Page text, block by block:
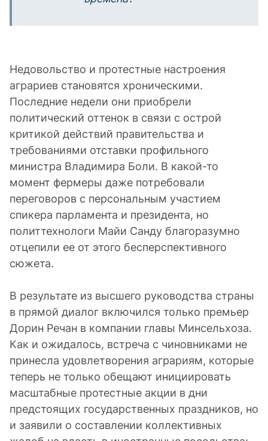
Недовольство и протестные настроения
аграриев становятся хроническими.
Последние недели они приобрели
политический оттенок в связи с острой
критикой действий правительства и
требованиями отставки профильного
министра Владимира Боли. В какой-то
момент фермеры даже потребовали
переговоров с персональным участием
спикера парламента и президента, но
политтехнологи Майи Санду благоразумно
отцепили ее от этого бесперспективного
сюжета.
В результате из высшего руководства страны
в прямой диалог включился только премьер
Дорин Речан в компании главы Минсельхоза.
Как и ожидалось, встреча с чиновниками не
принесла удовлетворения аграриям, которые
теперь не только обещают инициировать
масштабные протестные акции в дни
предстоящих государственных праздников, но
и заявили о составлении коллективных